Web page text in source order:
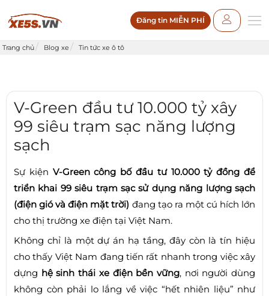
Đăng tin MIỄN PHÍ
Trang chủ Blog xe Tin tức xe ô tô
V-Green đầu tư 10.000 tỷ xây
99 siêu trạm sạc năng lượng
sạch
Sự kiện V-Green công bố đầu tư 10.000 tỷ đồng để
triển khai 99 siêu trạm sạc sử dụng năng lượng sạch
(điện gió và điện mặt trời) đang tạo ra một cú hích lớn
cho thị trường xe điện tại Việt Nam.
Không chỉ là một dự án hạ tầng, đây còn là tín hiệu
cho thấy Việt Nam đang tiến rất nhanh trong việc xây
dựng hệ sinh thái xe điện bền vững, nơi người dùng
không còn phải lo lắng về việc “hết nhiên liệu” như